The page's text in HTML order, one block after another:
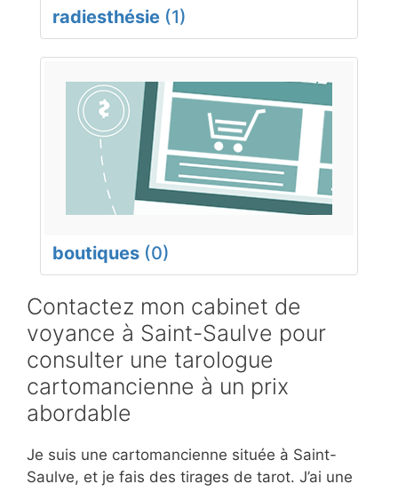
radiesthésie (1)
boutiques (0)
Contactez mon cabinet de
voyance à Saint-Saulve pour
consulter une tarologue
cartomancienne à un prix
abordable
Je suis une cartomancienne située à Saint-
Saulve, et je fais des tirages de tarot. J’ai une